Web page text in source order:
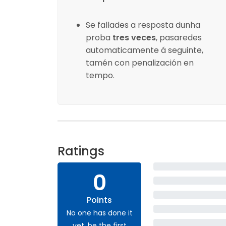
Se fallades a resposta dunha
proba tres veces, pasaredes
automaticamente á seguinte,
tamén con penalización en
tempo.
Ratings
0
Points
No one has done it